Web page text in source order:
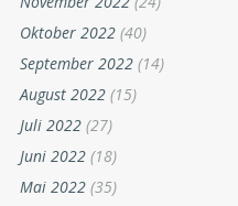
Oktober 2022 (40)
September 2022 (14)
August 2022 (15)
Juli 2022 (27)
Juni 2022 (18)
Mai 2022 (35)